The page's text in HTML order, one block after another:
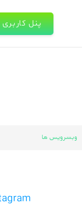
پنل کاربری
وبسرویس ها